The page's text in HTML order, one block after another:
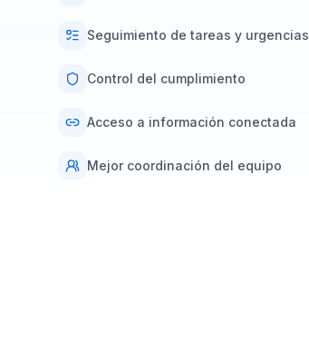
Seguimiento de tareas y urgencias
Control del cumplimiento
Acceso a información conectada
Mejor coordinación del equipo